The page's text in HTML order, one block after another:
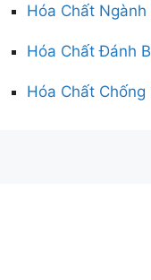
Hóa Chất
Hóa Chất Đánh
Hóa Chất Chống